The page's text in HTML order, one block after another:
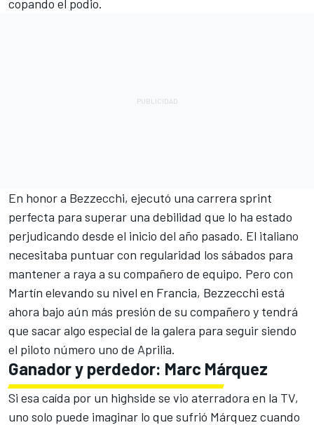
copando el podio.
En honor a Bezzecchi, ejecutó una carrera sprint
perfecta para superar una debilidad que lo ha estado
perjudicando desde el inicio del año pasado. El italiano
necesitaba puntuar con regularidad los sábados para
mantener a raya a su compañero de equipo. Pero con
Martín elevando su nivel en Francia, Bezzecchi está
ahora bajo aún más presión de su compañero y tendrá
que sacar algo especial de la galera para seguir siendo
el piloto número uno de Aprilia.
Ganador y perdedor: Marc Márquez
Si esa caída por un highside se vio aterradora en la TV,
uno solo puede imaginar lo que sufrió Márquez cuando